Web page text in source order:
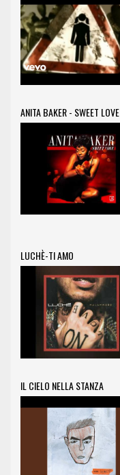
ANITA BAKER - SWEET LOVE
LUCHÈ-TI AMO
IL CIELO NELLA STANZA